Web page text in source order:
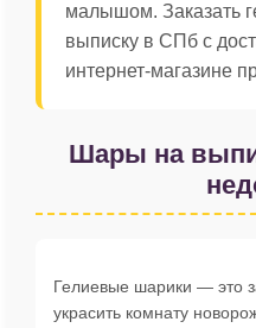
малышом. Заказать
выписку в СПб с
интернет-магазине
Шары на
Гелиевые шарики — это
украсить комнату